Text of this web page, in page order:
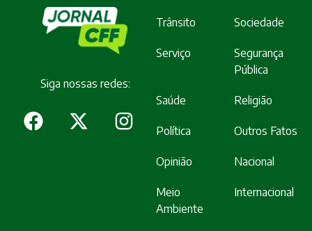
Siga nossas redes:
Trânsito Sociedade
Serviço
Segurança
Pública
Saúde Religião
Política Outros Fatos
Opinião Nacional
Meio
Ambiente
Internacional